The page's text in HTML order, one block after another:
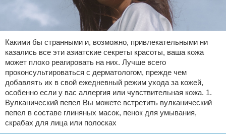
Какими бы странными и, возможно, привлекательными ни
казались все эти азиатские секреты красоты, ваша кожа
может плохо реагировать на них. Лучше всего
проконсультироваться с дерматологом, прежде чем
добавлять их в свой ежедневный режим ухода за кожей,
особенно если у вас аллергия или чувствительная кожа. 1.
Вулканический пепел Вы можете встретить вулканический
пепел в составе глиняных масок, пенок для умывания,
скрабах для лица или полосках